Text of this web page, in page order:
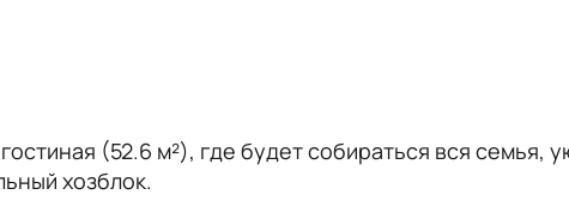
(52.6 м²), где будет собираться вся семья,
хозблок.